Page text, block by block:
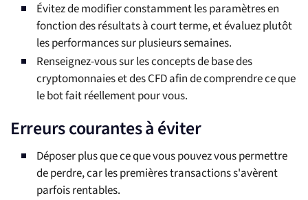
Évitez de modifier constamment les paramètres en
fonction des résultats à court terme, et évaluez plutôt
les performances sur plusieurs semaines.
Renseignez-vous sur les concepts de base des
cryptomonnaies et des CFD afin de comprendre ce que
le bot fait réellement pour vous.
Erreurs courantes à éviter
Déposer plus que ce que vous pouvez vous permettre
de perdre, car les premières transactions s'avèrent
parfois rentables.